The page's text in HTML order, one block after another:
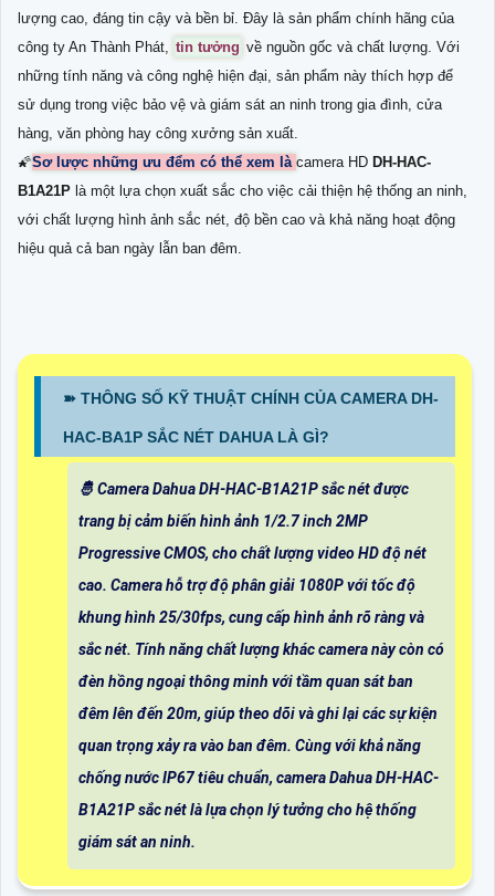
lượng cao, đáng tin cậy và bền bỉ. Đây là sản phẩm chính hãng của
công ty An Thành Phát, tin tưởng về nguồn gốc và chất lượng. Với
những tính năng và công nghệ hiện đại, sản phẩm này thích hợp để
sử dụng trong việc bảo vệ và giám sát an ninh trong gia đình, cửa
hàng, văn phòng hay công xưởng sản xuất.
🌠Sơ lược những ưu đểm có thể xem là camera HD DH-HAC-
B1A21P là một lựa chọn xuất sắc cho việc cải thiện hệ thống an ninh,
với chất lượng hình ảnh sắc nét, độ bền cao và khả năng hoạt động
hiệu quả cả ban ngày lẫn ban đêm.
➽ THÔNG SỐ KỸ THUẬT CHÍNH CỦA CAMERA DH-
HAC-BA1P SẮC NÉT DAHUA LÀ GÌ?
🤴 Camera Dahua DH-HAC-B1A21P sắc nét được
trang bị cảm biến hình ảnh 1/2.7 inch 2MP
Progressive CMOS, cho chất lượng video HD độ nét
cao. Camera hỗ trợ độ phân giải 1080P với tốc độ
khung hình 25/30fps, cung cấp hình ảnh rõ ràng và
sắc nét. Tính năng chất lượng khác camera này còn có
đèn hồng ngoại thông minh với tầm quan sát ban
đêm lên đến 20m, giúp theo dõi và ghi lại các sự kiện
quan trọng xảy ra vào ban đêm. Cùng với khả năng
chống nước IP67 tiêu chuẩn, camera Dahua DH-HAC-
B1A21P sắc nét là lựa chọn lý tưởng cho hệ thống
giám sát an ninh.